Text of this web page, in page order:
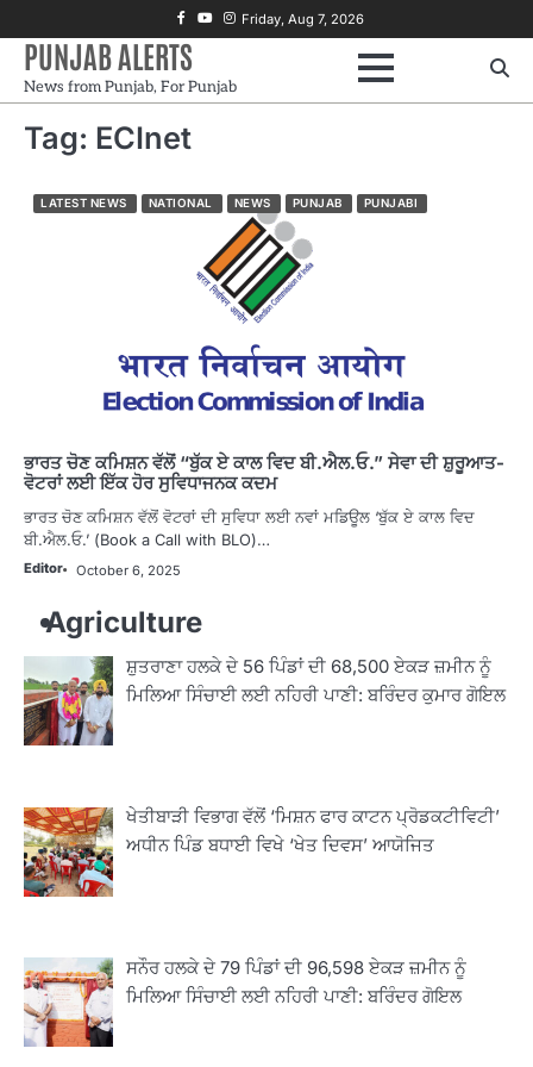
to
content
Facebook
Youtube
Instagram
Friday, Aug 7, 2026
PUNJAB ALERTS
News from Punjab, For Punjab
Tag: ECInet
LATEST NEWS NATIONAL NEWS PUNJAB PUNJABI
ਭਾਰਤ ਚੋਣ ਕਮਿਸ਼ਨ ਵੱਲੋਂ “ਬੁੱਕ ਏ ਕਾਲ ਵਿਦ ਬੀ.ਐਲ.ਓ.” ਸੇਵਾ ਦੀ ਸ਼ੁਰੂਆਤ-
ਵੋਟਰਾਂ ਲਈ ਇੱਕ ਹੋਰ ਸੁਵਿਧਾਜਨਕ ਕਦਮ
ਭਾਰਤ ਚੋਣ ਕਮਿਸ਼ਨ ਵੱਲੋਂ ਵੋਟਰਾਂ ਦੀ ਸੁਵਿਧਾ ਲਈ ਨਵਾਂ ਮਡਿਊਲ ‘ਬੁੱਕ ਏ ਕਾਲ ਵਿਦ
ਬੀ.ਐਲ.ਓ.’ (Book a Call with BLO)…
Editor October 6, 2025
Agriculture
ਸ਼ੁਤਰਾਣਾ ਹਲਕੇ ਦੇ 56 ਪਿੰਡਾਂ ਦੀ 68,500 ਏਕੜ ਜ਼ਮੀਨ ਨੂੰ
ਮਿਲਿਆ ਸਿੰਚਾਈ ਲਈ ਨਹਿਰੀ ਪਾਣੀ: ਬਰਿੰਦਰ ਕੁਮਾਰ ਗੋਇਲ
ਖੇਤੀਬਾੜੀ ਵਿਭਾਗ ਵੱਲੋਂ ‘ਮਿਸ਼ਨ ਫਾਰ ਕਾਟਨ ਪ੍ਰੋਡਕਟੀਵਿਟੀ’
ਅਧੀਨ ਪਿੰਡ ਬਧਾਈ ਵਿਖੇ ‘ਖੇਤ ਦਿਵਸ’ ਆਯੋਜਿਤ
ਸਨੌਰ ਹਲਕੇ ਦੇ 79 ਪਿੰਡਾਂ ਦੀ 96,598 ਏਕੜ ਜ਼ਮੀਨ ਨੂੰ
ਮਿਲਿਆ ਸਿੰਚਾਈ ਲਈ ਨਹਿਰੀ ਪਾਣੀ: ਬਰਿੰਦਰ ਗੋਇਲ